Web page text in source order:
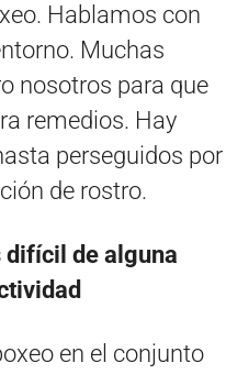
Hablamos con
Muchas
nosotros para que
remedios. Hay
perseguidos por
de rostro.
difícil de alguna
en el conjunto